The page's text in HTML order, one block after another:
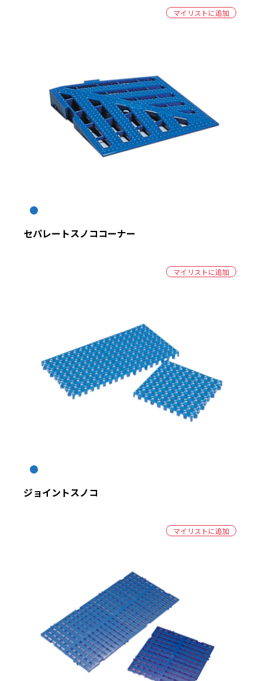
マイリストに追加
セパレートスノココーナー
マイリストに追加
ジョイントスノコ
マイリストに追加